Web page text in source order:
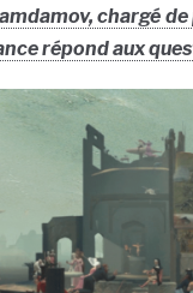
chargé
répond aux